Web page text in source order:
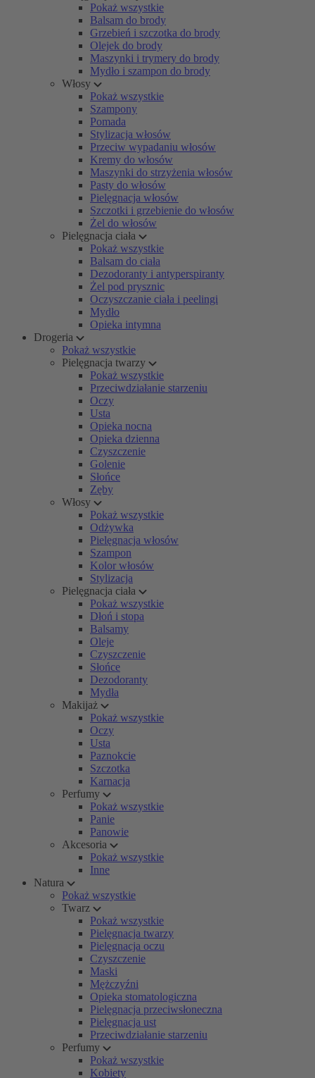
Pokaż wszystkie
Balsam do brody
Grzebień i szczotka do brody
Olejek do brody
Maszynki i trymery do brody
Mydło i szampon do brody
Włosy
Pokaż wszystkie
Szampony
Pomada
Stylizacja włosów
Przeciw wypadaniu włosów
Kremy do włosów
Maszynki do strzyżenia włosów
Pasty do włosów
Pielęgnacja włosów
Szczotki i grzebienie do włosów
Żel do włosów
Pielęgnacja ciała
Pokaż wszystkie
Balsam do ciała
Dezodoranty i antyperspiranty
Żel pod prysznic
Oczyszczanie ciała i peelingi
Mydło
Opieka intymna
Drogeria
Pokaż wszystkie
Pielęgnacja twarzy
Pokaż wszystkie
Przeciwdziałanie starzeniu
Oczy
Usta
Opieka nocna
Opieka dzienna
Czyszczenie
Golenie
Słońce
Zęby
Włosy
Pokaż wszystkie
Odżywka
Pielęgnacja włosów
Szampon
Kolor włosów
Stylizacja
Pielęgnacja ciała
Pokaż wszystkie
Dłoń i stopa
Balsamy
Oleje
Czyszczenie
Słońce
Dezodoranty
Mydła
Makijaż
Pokaż wszystkie
Oczy
Usta
Paznokcie
Szczotka
Karnacja
Perfumy
Pokaż wszystkie
Panie
Panowie
Akcesoria
Pokaż wszystkie
Inne
Natura
Pokaż wszystkie
Twarz
Pokaż wszystkie
Pielęgnacja twarzy
Pielęgnacja oczu
Czyszczenie
Maski
Mężczyźni
Opieka stomatologiczna
Pielęgnacja przeciwsłoneczna
Pielęgnacja ust
Przeciwdziałanie starzeniu
Perfumy
Pokaż wszystkie
Kobiety